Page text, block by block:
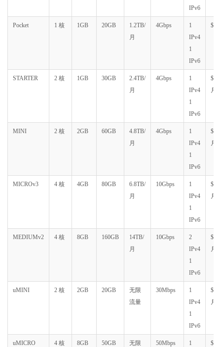
IPv6
Pocket 1 核 1GB 20GB
1.2TB/
月
4Gbps
1
IPv4
1
IPv6
STARTER 2 核 1GB 30GB
2.4TB/
月
4Gbps
1
IPv4
1
IPv6
月
MINI 2 核 2GB 60GB
4.8TB/
月
4Gbps
1
IPv4
1
IPv6
月
MICROv3 4 核 4GB 80GB
6.8TB/
月
10Gbps
1
IPv4
1
IPv6
月
MEDIUMv2 4 核 8GB 160GB
14TB/
月
10Gbps
2
IPv4
1
IPv6
月
uMINI 2 核 2GB 20GB
无限
流量
30Mbps
1
IPv4
1
IPv6
月
uMICRO 4 核 8GB 50GB
无限
50Mbps
1